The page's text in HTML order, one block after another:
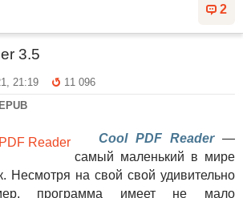
2
3.5
21:19
11 096
Cool PDF Reader—
самый маленький в мире
Несмотря на свой свой удивительно
программа имеет не мало